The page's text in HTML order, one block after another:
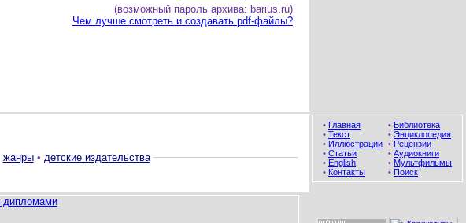
(возможный пароль архива: barius.ru)
Чем лучше смотреть и создавать pdf-файлы?
жанры• детские издательства
• Главная
• Текст
• Иллюстрации
• Статьи
• English
• Контакты
• Библиотека
• Энциклопедия
• Рецензии
• Аудиокниги
• Мультфильмы
• Поиск